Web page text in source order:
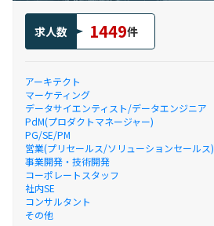
求人数 1449件
アーキテクト
マーケティング
データサイエンティスト/データエンジニア
PdM(プロダクトマネージャー)
PG/SE/PM
営業(プリセールス/ソリューションセールス)
事業開発・技術開発
コーポレートスタッフ
社内SE
コンサルタント
その他